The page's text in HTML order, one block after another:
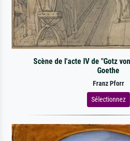
Scène de l'acte IV de "Gotz
Goethe
Franz Pforr
Sélectionnez